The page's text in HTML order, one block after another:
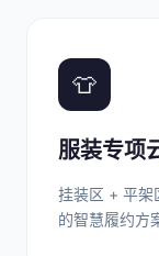
👕
服装专项
挂装区 + 平架
的智慧履约方